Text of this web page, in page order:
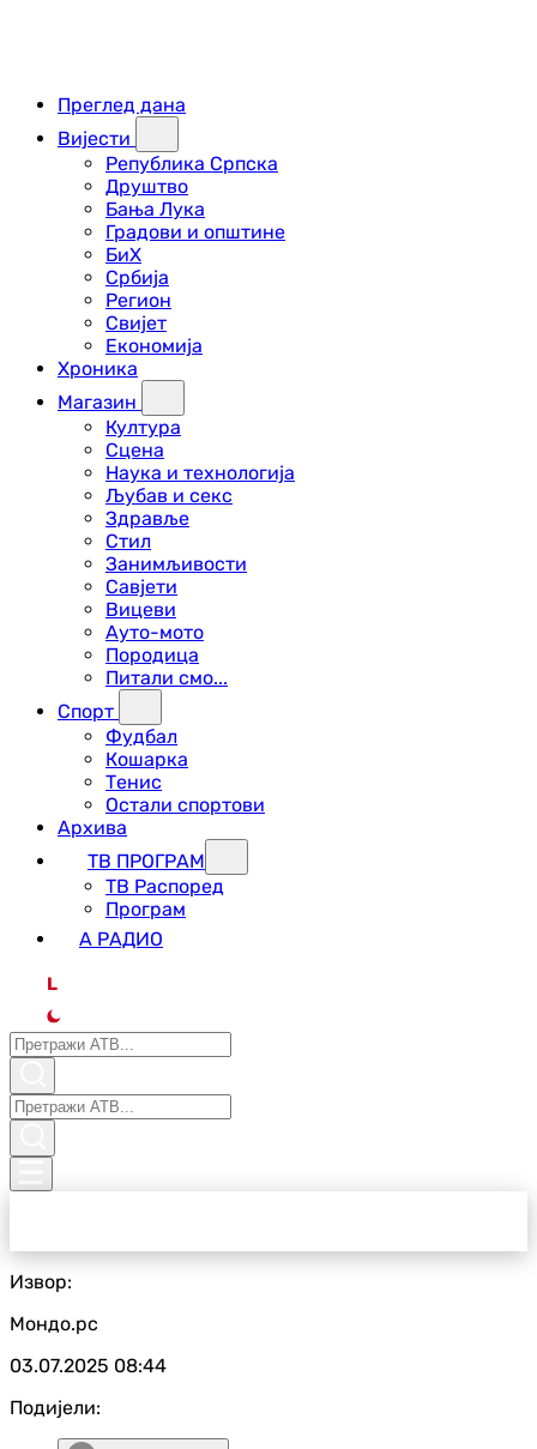
Преглед дана
Вијести
Република Српска
Друштво
Бања Лука
Градови и општине
БиХ
Србија
Регион
Свијет
Економија
Хроника
Магазин
Култура
Сцена
Наука и технологија
Љубав и секс
Здравље
Стил
Занимљивости
Савјети
Вицеви
Ауто-мото
Породица
Питали смо...
Спорт
Фудбал
Кошарка
Тенис
Остали спортови
Архива
ТВ ПРОГРАМ
ТВ Распоред
Програм
А РАДИО
L
Извор:
Мондо.рс
03.07.2025 08:44
Подијели: